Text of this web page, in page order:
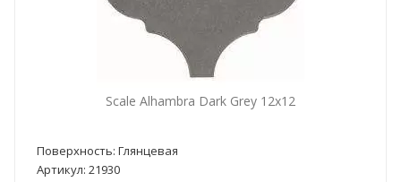
Scale Alhambra Dark Grey 12x12
Поверхность: Глянцевая
Артикул: 21930